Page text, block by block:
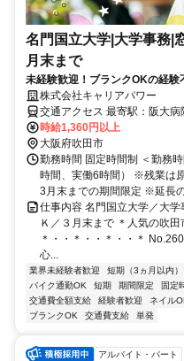
名門国立大学|大学事務|
月末まで
未経験歓迎！ブランクOKの経
間限定／／１日６時間で大学ワ
株式会社キャリアパワー
交通アクセス 最寄駅：阪大病院前駅 【交通費支給】 大
彩都線 阪大病院前駅 徒歩13
都線 茨木駅 車16分
時給1,360円以上
大阪府吹田市
勤務時間 固定時間制 ＜勤務
時間、実働6時間） ※残業は
3月末までの期間限定 ※延長
仕事内容 名門国立大学／大
Ｋ／３月末まで ＊人気の吹
＊・・＊・・＊・・＊
心...
業界未経験者歓迎 短期（3ヵ月以内）
バイク通勤OK
短期 期間限定 固定
交通費全額支給
経験者歓迎 ネイル
ブランクOK
交通費支給 単発
アルバイト・パート